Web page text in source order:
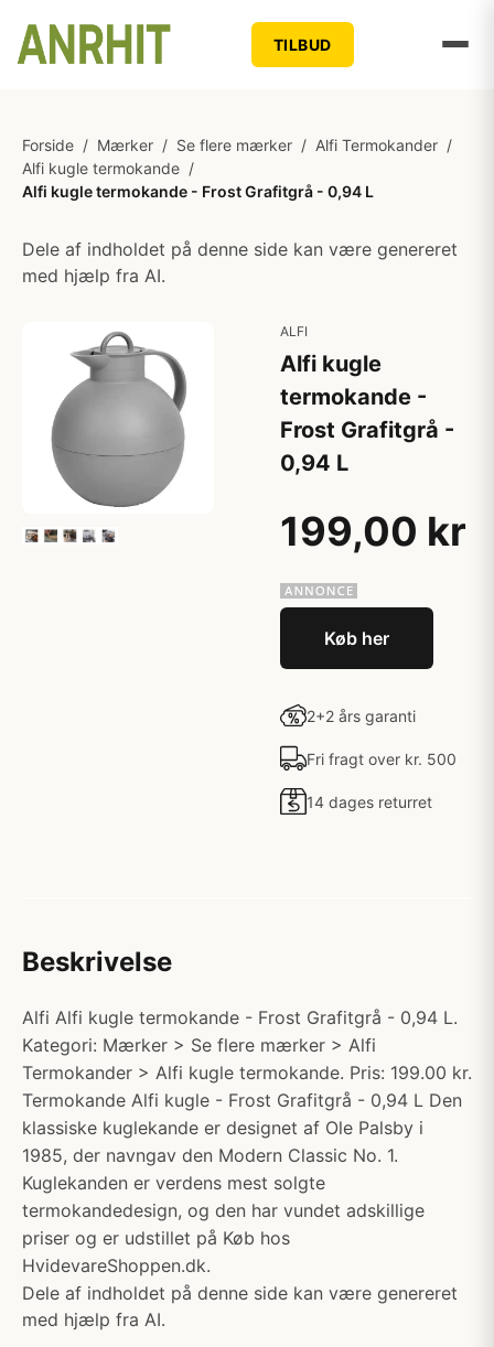
TILBUD
Forside / Mærker / Se flere mærker / Alfi Termokander /
Alfi kugle termokande /
Alfi kugle termokande - Frost Grafitgrå - 0,94 L
Dele af indholdet på denne side kan være genereret
med hjælp fra AI.
ALFI
Alfi kugle
termokande -
Frost Grafitgrå -
0,94 L
199,00 kr
Køb her
2+2 års garanti
Fri fragt over kr. 500
14 dages returret
Beskrivelse
Alfi Alfi kugle termokande - Frost Grafitgrå - 0,94 L.
Kategori: Mærker > Se flere mærker > Alfi
Termokander > Alfi kugle termokande. Pris: 199.00 kr.
Termokande Alfi kugle - Frost Grafitgrå - 0,94 L Den
klassiske kuglekande er designet af Ole Palsby i
1985, der navngav den Modern Classic No. 1.
Kuglekanden er verdens mest solgte
termokandedesign, og den har vundet adskillige
priser og er udstillet på Køb hos
HvidevareShoppen.dk.
Dele af indholdet på denne side kan være genereret
med hjælp fra AI.